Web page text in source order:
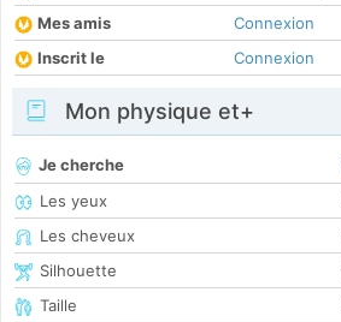
Mes amis
Connexion
Inscrit le
Connexion
Mon physique et+
Je cherche
Les yeux
Les cheveux
Silhouette
Taille